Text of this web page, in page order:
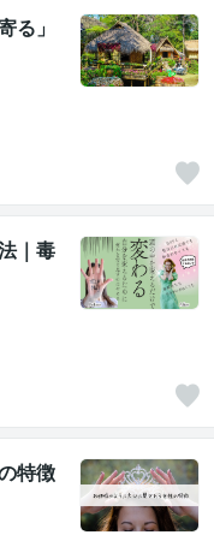
る」
｜毒
特徴